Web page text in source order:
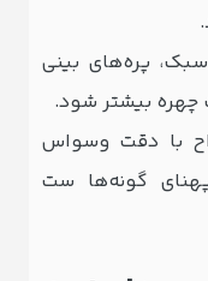
پره‌های بینی
بیشتر شود.
با دقت وسواس
گونه‌ها ست